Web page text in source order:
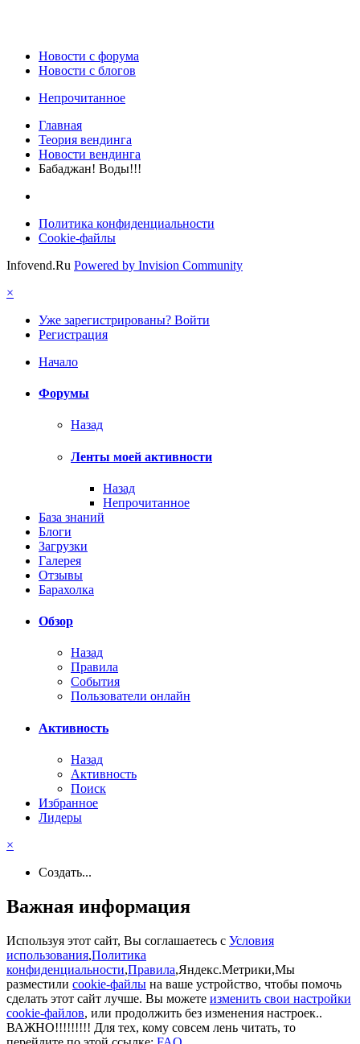
Новости c форума
Новости с блогов
Непрочитанное
Главная
Теория вендинга
Новости вендинга
Бабаджан! Воды!!!
Политика конфиденциальности
Cookie-файлы
Infovend.Ru Powered by Invision Community
×
Уже зарегистрированы? Войти
Регистрация
Начало
Форумы
Назад
Ленты моей активности
Назад
Непрочитанное
База знаний
Блоги
Загрузки
Галерея
Отзывы
Барахолка
Обзор
Назад
Правила
События
Пользователи онлайн
Активность
Назад
Активность
Поиск
Избранное
Лидеры
×
Создать...
Важная информация
Используя этот сайт, Вы соглашаетесь с Условия
использования,Политика
конфиденциальности,Правила,Яндекс.Метрики,Мы
разместили cookie-файлы на ваше устройство, чтобы помочь
сделать этот сайт лучше. Вы можете изменить свои настройки
cookie-файлов, или продолжить без изменения настроек..
ВАЖНО!!!!!!!!! Для тех, кому совсем лень читать, то